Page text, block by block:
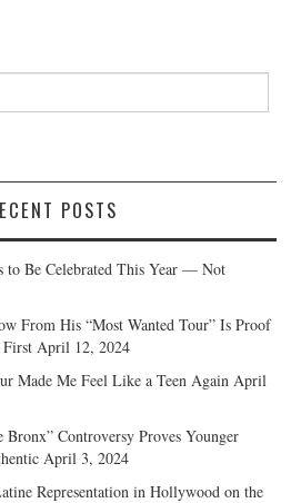
POSTS
to Be Celebrated This Year — Not
From His “Most Wanted Tour” Is Proof
First April 12, 2024
Made Me Feel Like a Teen Again April
Bronx” Controversy Proves Younger
April 3, 2024
Representation in Hollywood on the